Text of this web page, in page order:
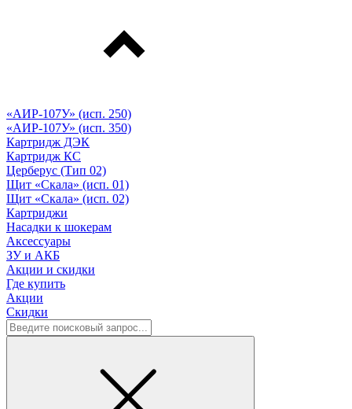
«АИР-107У» (исп. 250)
«АИР-107У» (исп. 350)
Картридж ДЭК
Картридж КС
Церберус (Тип 02)
Щит «Скала» (исп. 01)
Щит «Скала» (исп. 02)
Картриджи
Насадки к шокерам
Аксессуары
ЗУ и АКБ
Акции и скидки
Где купить
Акции
Скидки